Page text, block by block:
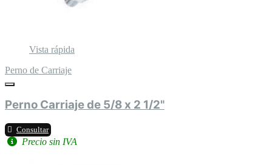
Vista rápida
Perno de Carriaje
Perno Carriaje de 5/8 x 2 1/2"
Consultar
Precio sin IVA